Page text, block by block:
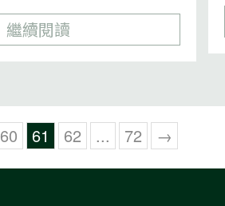
繼續閱讀
60 61 62 ... 72 →